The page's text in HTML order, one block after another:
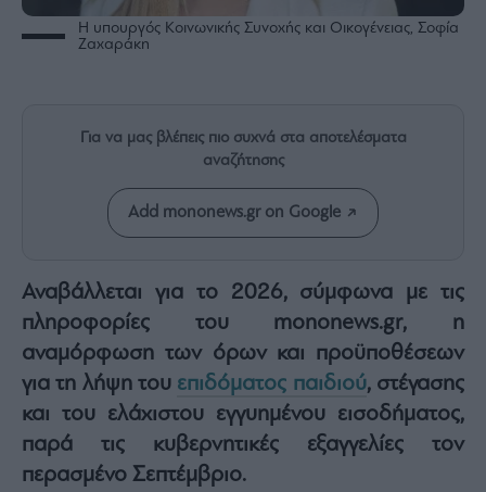
Rumors
ESG
Άρθρα
Les
Bons
Vivants
Auto
Life
&
Style
Υγεία
Η υπουργός Κοινωνικής Συνοχής και Οικογένειας, Σοφία
Ζαχαράκη
Για να μας βλέπεις πιο συχνά στα αποτελέσματα
αναζήτησης
Add mononews.gr on Google
Αναβάλλεται για το 2026, σύμφωνα με τις
πληροφορίες του mononews.gr, η
αναμόρφωση των όρων και προϋποθέσεων
για τη λήψη του επιδόματος παιδιού, στέγασης
και του ελάχιστου εγγυημένου εισοδήματος,
παρά τις κυβερνητικές εξαγγελίες τον
περασμένο Σεπτέμβριο.